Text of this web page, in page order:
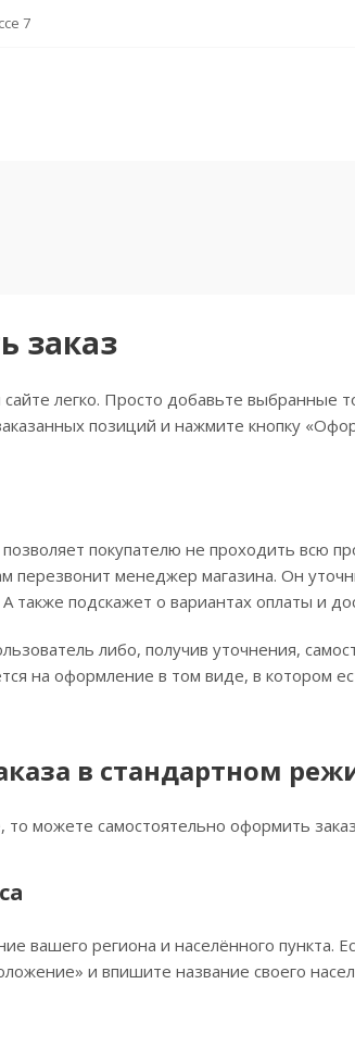
7
заказ
легко. Просто добавьте выбранные
позиций и нажмите кнопку
покупателю не проходить всю
перезвонит менеджер магазина. Он
также подскажет о вариантах оплаты и
либо, получив уточнения,
на оформление в том виде, в котором
в стандартном
можете самостоятельно оформить
вашего региона и населённого пункта.
и впишите название своего